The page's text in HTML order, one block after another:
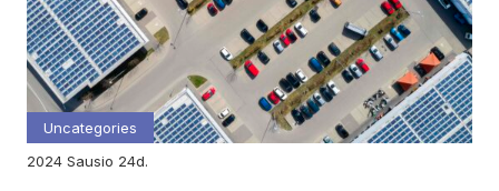
Uncategories
2024
sausio 24d.